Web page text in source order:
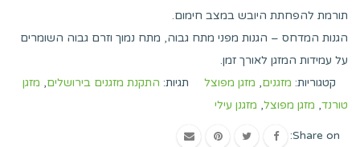
תורמת להפחתת היובש במצב חימום.
הגנות המדחס – הגנות מפני מתח גבוה, מתח נמוך וזרם גבוה השומרים
על עמידות המזגן לאורך זמן.
קטגוריות: מזגנים, מזגן מפוצל תגיות: התקנת מזגנים בירושלים, מזגן
טורנד, מזגן מפוצל, מזגנן עילי
Share on: